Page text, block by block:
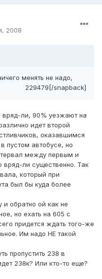
2008
менять не надо,
229479[/snapback]
ли, 90% уезжают на
идет второй
оказавшимся
пустом автобусе, но
между первым и
вряд-ли существенно. Так
который при
был бы куда более
обратно ой как не
но ехать на 605 с
придется ждать того-же
Им надо НЕ такой
пропустить 238 в
238к? Или кто-то еще?